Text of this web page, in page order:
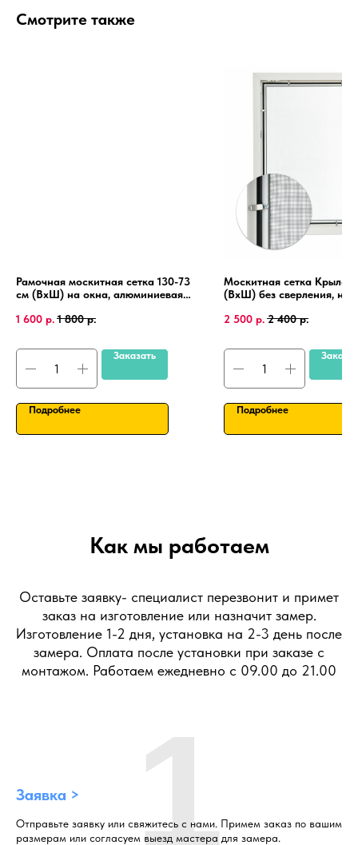
Смотрите также
Рамочная москитная сетка 130-73
см (ВхШ) на окна, алюминиевая
1 600 р. 1 800 р.
Заказать
Подробнее
Москитная сетка Крыло
(ВхШ) без сверления, на
рамка.
2 500 р. 2 400 р.
Подробнее
Как мы работаем
Оставьте заявку- специалист перезвонит и примет
заказ на изготовление или назначит замер.
Изготовление 1-2 дня, установка на 2-3 день после
замера. Оплата после установки при заказе с
монтажом. Работаем ежедневно с 09.00 до 21.00
Заявка >
Отправьте заявку или свяжитесь с нами. Примем заказ по вашим
размерам или согласуем выезд мастера для замера.
1